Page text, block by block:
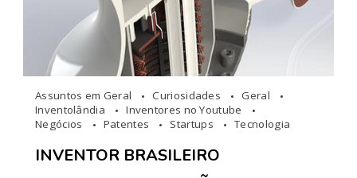
Assuntos em Geral Curiosidades
Geral
Inventolândia
Inventores no Youtube
Negócios
Patentes Startups Tecnologia
INVENTOR BRASILEIRO